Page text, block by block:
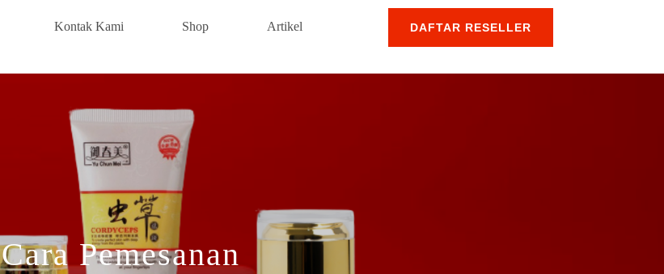
Kontak Kami Shop Artikel DAFTAR RESELLER
Cara Pemesanan